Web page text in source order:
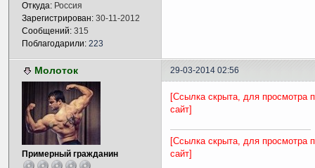
Откуда: Россия
Зарегистрирован: 30-11-2012
Сообщений: 315
Поблагодарили: 223
Молоток 29-03-2014 02:56
Примерный гражданин
[Ссылка скрыта, для просмотра
сайт]
[Ссылка скрыта, для просмотра
сайт]